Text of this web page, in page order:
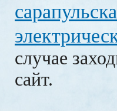
случае
сайт.